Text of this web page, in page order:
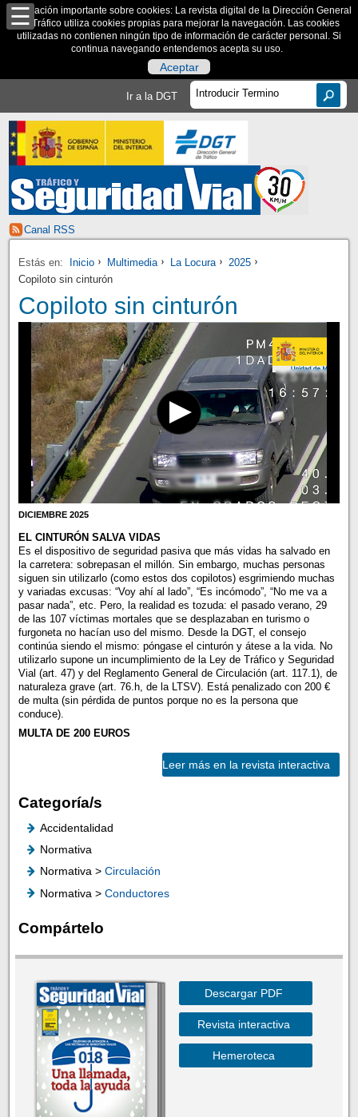
Información importante sobre cookies: La revista digital de la Dirección General
de Tráfico utiliza cookies propias para mejorar la navegación. Las cookies
utilizadas no contienen ningún tipo de información de carácter personal. Si
continua navegando entendemos acepta su uso.
Aceptar
Ir a la DGT
Canal RSS
Estás en: Inicio Multimedia La Locura
2025
Copiloto sin cinturón
Copiloto sin cinturón
DICIEMBRE 2025
EL CINTURÓN SALVA VIDAS
Es el dispositivo de seguridad pasiva que más vidas ha salvado en
la carretera: sobrepasan el millón. Sin embargo, muchas personas
siguen sin utilizarlo (como estos dos copilotos) esgrimiendo muchas
y variadas excusas: “Voy ahí al lado”, “Es incómodo”, “No me va a
pasar nada”, etc. Pero, la realidad es tozuda: el pasado verano, 29
de las 107 víctimas mortales que se desplazaban en turismo o
furgoneta no hacían uso del mismo. Desde la DGT, el consejo
continúa siendo el mismo: póngase el cinturón y átese a la vida. No
utilizarlo supone un incumplimiento de la Ley de Tráfico y Seguridad
Vial (art. 47) y del Reglamento General de Circulación (art. 117.1), de
naturaleza grave (art. 76.h, de la LTSV). Está penalizado con 200 €
de multa (sin pérdida de puntos porque no es la persona que
conduce).
MULTA DE 200 EUROS
Leer más en la revista interactiva
Categoría/s
Accidentalidad
Normativa
Normativa > Circulación
Normativa > Conductores
Compártelo
Descargar PDF
Revista interactiva
Hemeroteca